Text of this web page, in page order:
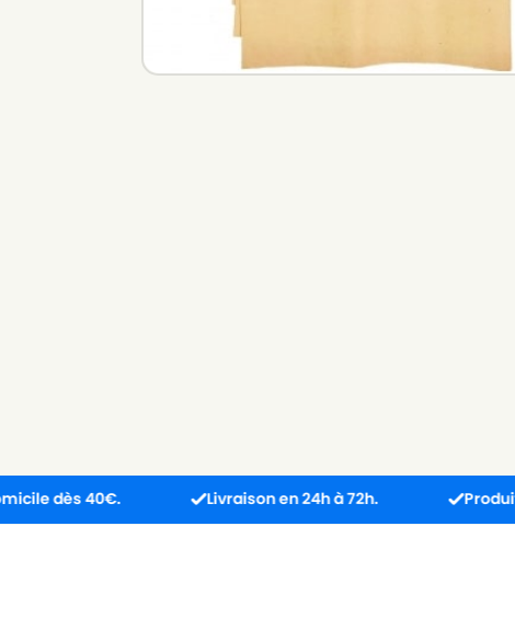
40€. Livraison en 24h à 72h. Produit reçu